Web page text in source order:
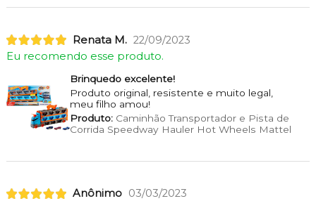
Renata M. 22/09/2023
Eu recomendo esse produto.
Brinquedo excelente!
Produto original, resistente e muito legal,
meu filho amou!
Produto:Caminhão Transportador e Pista de
Corrida Speedway Hauler Hot Wheels Mattel
Anônimo 03/03/2023